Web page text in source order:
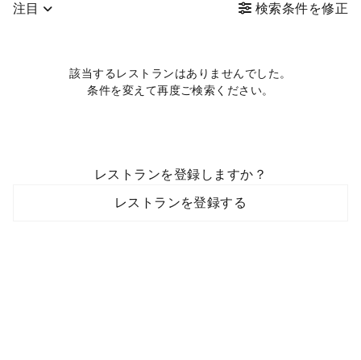
注目 検索条件を修正
該当するレストランはありませんでした。
条件を変えて再度ご検索ください。
レストランを登録しますか？
レストランを登録する